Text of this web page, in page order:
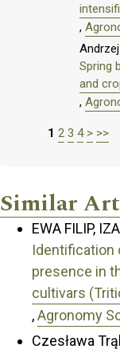
,
Spring
and
,
1 2 3 4 > >>
Similar
EWA FILIP,
Identification
presence in
cultivars
,Agronomy
Czesława